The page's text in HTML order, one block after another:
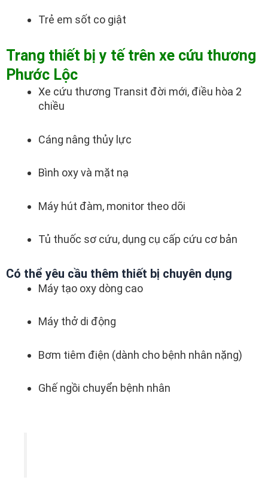
Trẻ em sốt co giật
Trang thiết bị y tế trên xe cứu thương
Phước Lộc
Xe cứu thương Transit đời mới, điều hòa 2
chiều
Cáng nâng thủy lực
Bình oxy và mặt nạ
Máy hút đàm, monitor theo dõi
Tủ thuốc sơ cứu, dụng cụ cấp cứu cơ bản
Có thể yêu cầu thêm thiết bị chuyên dụng
Máy tạo oxy dòng cao
Máy thở di động
Bơm tiêm điện (dành cho bệnh nhân nặng)
Ghế ngồi chuyển bệnh nhân